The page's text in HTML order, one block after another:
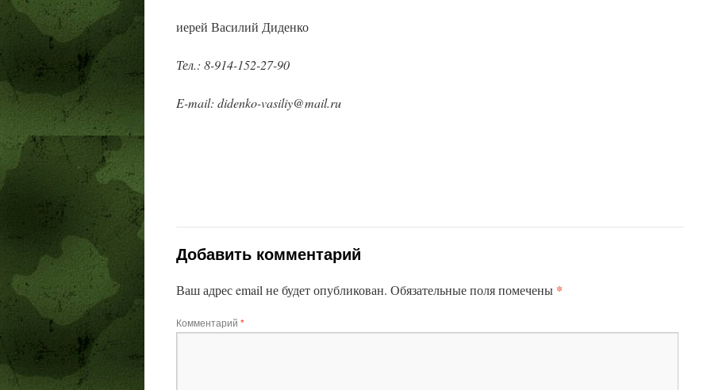
иерей Василий Диденко
Тел.: 8-914-152-27-90
E-mail: didenko-vasiliy@mail.ru
Добавить комментарий
Ваш адрес email не будет опубликован. Обязательные поля помечены *
Комментарий *